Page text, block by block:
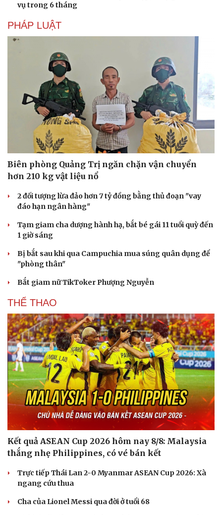
Văn hóa
Sân khấu - Điện ảnh
Văn học
Âm nhạc
Di sản
Giải trí
Nghệ sĩ
Thời trang
Sao Việt
vụ trong 6 tháng
PHÁP LUẬT
Biên phòng Quảng Trị ngăn chặn vận chuyển
hơn 210 kg vật liệu nổ
2 đối tượng lừa đảo hơn 7 tỷ đồng bằng thủ đoạn "vay
đáo hạn ngân hàng"
Tạm giam cha dượng hành hạ, bắt bé gái 11 tuổi quỳ đến
1 giờ sáng
Bị bắt sau khi qua Campuchia mua súng quân dụng để
"phòng thân"
Bắt giam nữ TikToker Phượng Nguyễn
THỂ THAO
Kết quả ASEAN Cup 2026 hôm nay 8/8: Malaysia
thắng nhẹ Philippines, có vé bán kết
Trực tiếp Thái Lan 2-0 Myanmar ASEAN Cup 2026: Xà
ngang cứu thua
Cha của Lionel Messi qua đời ở tuổi 68